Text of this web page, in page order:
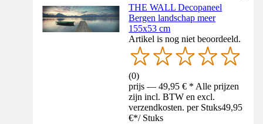
THE WALL Decopaneel
Bergen landschap meer
155x53 cm
Artikel is nog niet beoordeeld.
(0)
prijs — 49,95 € * Alle prijzen
zijn incl. BTW en excl.
verzendkosten. per Stuks49,95
€*/ Stuks